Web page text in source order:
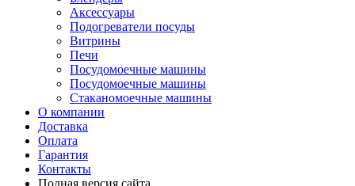
Аксессуары
Подогреватели посуды
Витрины
Печи
Посудомоечные машины
Посудомоечные машины
Стаканомоечные машины
О компании
Доставка
Оплата
Гарантия
Контакты
Полная версия сайта